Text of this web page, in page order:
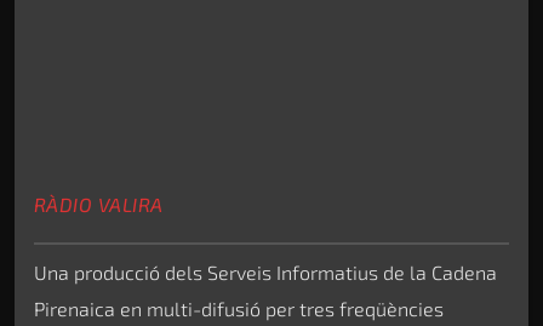
RÀDIO VALIRA
Una producció dels Serveis Informatius de la Cadena
Pirenaica en multi-difusió per tres freqüències